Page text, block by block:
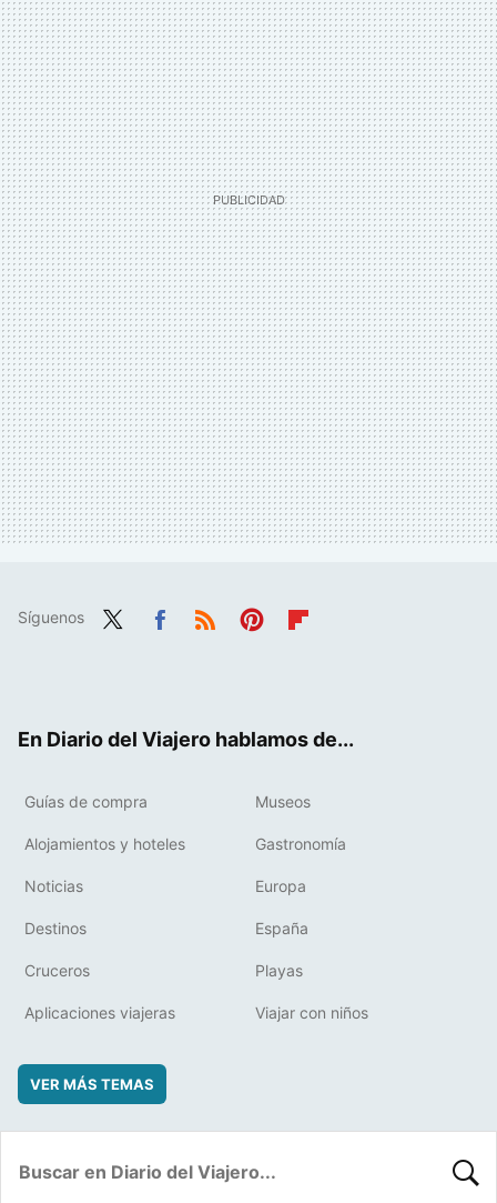
Síguenos
En Diario del Viajero hablamos de...
Guías de compra Museos
Alojamientos y hoteles Gastronomía
Noticias Europa
Destinos España
Cruceros Playas
Aplicaciones viajeras Viajar con niños
VER MÁS TEMAS